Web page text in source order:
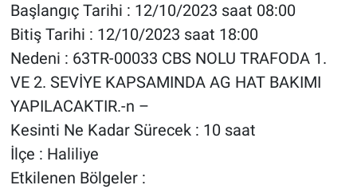
Başlangıç Tarihi : 12/10/2023 saat 08:00
Bitiş Tarihi : 12/10/2023 saat 18:00
Nedeni : 63TR-00033 CBS NOLU TRAFODA 1.
VE 2. SEVİYE KAPSAMINDA AG HAT BAKIMI
YAPILACAKTIR.-n –
Kesinti Ne Kadar Sürecek : 10 saat
İlçe : Haliliye
Etkilenen Bölgeler :